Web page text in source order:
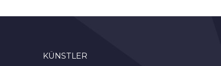
KÜNSTLER